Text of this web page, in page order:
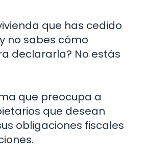
que has cedido
no sabes cómo
declararla? No estás
que preocupa a
que desean
obligaciones fiscales